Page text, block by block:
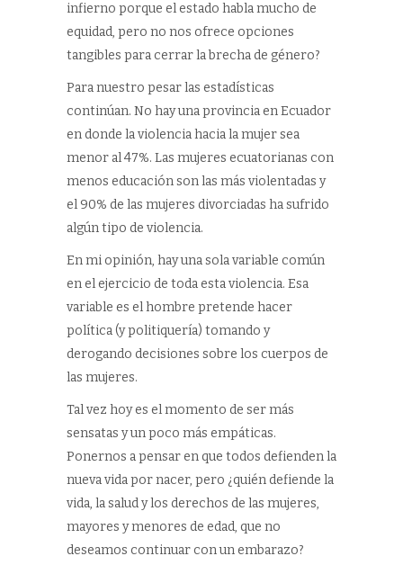
infierno porque el estado habla mucho de
equidad, pero no nos ofrece opciones
tangibles para cerrar la brecha de género?
Para nuestro pesar las estadísticas
continúan. No hay una provincia en Ecuador
en donde la violencia hacia la mujer sea
menor al 47%. Las mujeres ecuatorianas con
menos educación son las más violentadas y
el 90% de las mujeres divorciadas ha sufrido
algún tipo de violencia.
En mi opinión, hay una sola variable común
en el ejercicio de toda esta violencia. Esa
variable es el hombre pretende hacer
política (y politiquería) tomando y
derogando decisiones sobre los cuerpos de
las mujeres.
Tal vez hoy es el momento de ser más
sensatas y un poco más empáticas.
Ponernos a pensar en que todos defienden la
nueva vida por nacer, pero ¿quién defiende la
vida, la salud y los derechos de las mujeres,
mayores y menores de edad, que no
deseamos continuar con un embarazo?